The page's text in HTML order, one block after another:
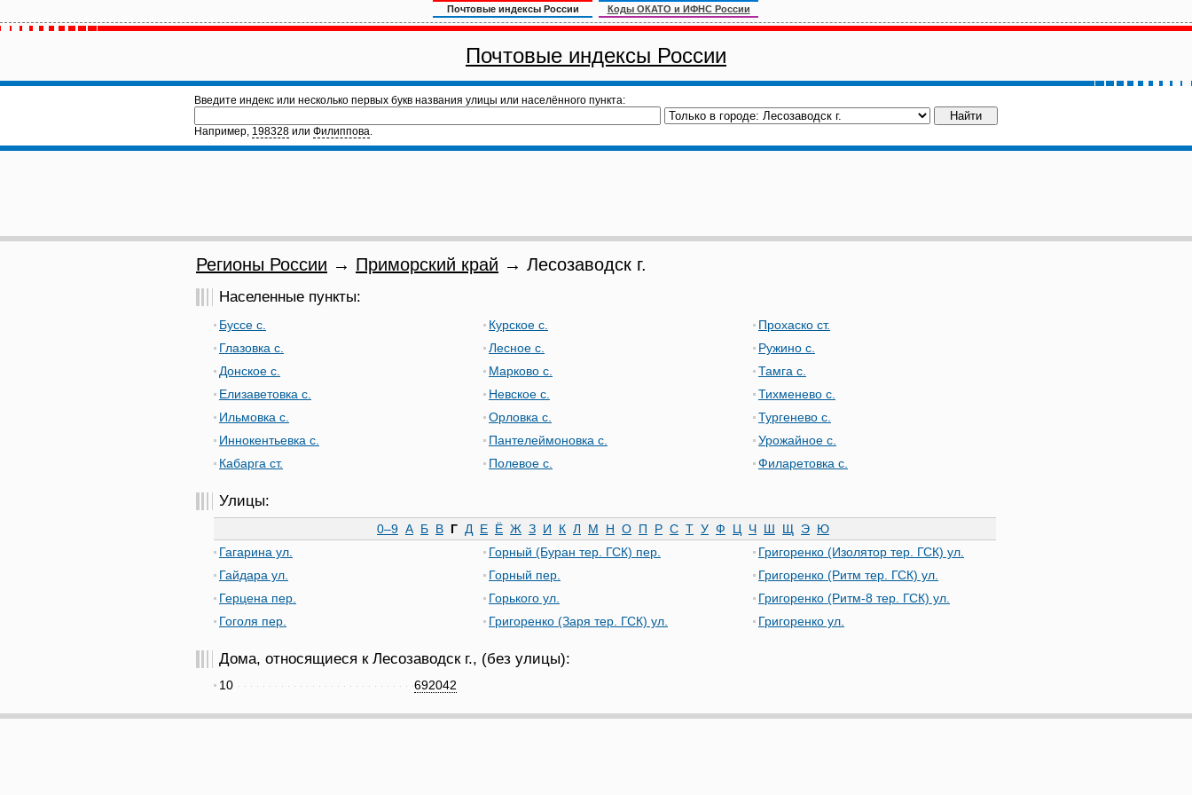
Почтовые индексы России Коды ОКАТО и ИФНС России
Почтовые индексы России
Введите индекс или несколько первых букв названия улицы или населённого пункта:
Например, 198328 или Филиппова.
Регионы России → Приморский край → Лесозаводск г.
Населенные пункты:
Буссе с.
Глазовка с.
Донское с.
Елизаветовка с.
Ильмовка с.
Иннокентьевка с.
Кабарга ст.
Курское с.
Лесное с.
Марково с.
Невское с.
Орловка с.
Пантелеймоновка с.
Полевое с.
Прохаско ст.
Ружино с.
Тамга с.
Тихменево с.
Тургенево с.
Урожайное с.
Филаретовка с.
Улицы:
0–9 А Б В Г Д Е Ё Ж З И К Л М Н О П Р С Т У Ф Ц Ч Ш Щ Э Ю
Гагарина ул.
Гайдара ул.
Герцена пер.
Гоголя пер.
Горный (Буран тер. ГСК) пер.
Горный пер.
Горького ул.
Григоренко (Заря тер. ГСК) ул.
Григоренко (Изолятор тер. ГСК) ул.
Григоренко (Ритм тер. ГСК) ул.
Григоренко (Ритм-8 тер. ГСК) ул.
Григоренко ул.
Дома, относящиеся к Лесозаводск г., (без улицы):
692042
10